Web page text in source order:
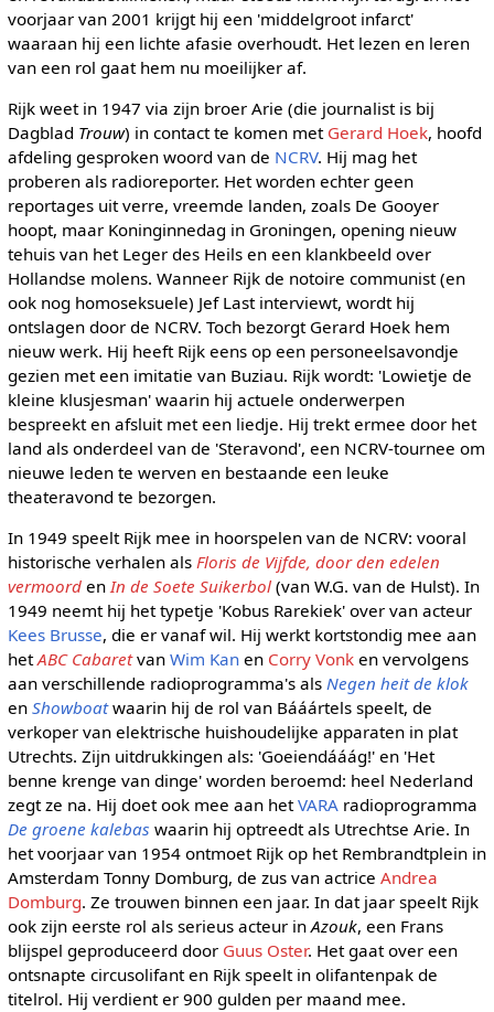
voorjaar van 2001 krijgt hij een 'middelgroot infarct'
waaraan hij een lichte afasie overhoudt. Het lezen en leren
van een rol gaat hem nu moeilijker af.
Rijk weet in 1947 via zijn broer Arie (die journalist is bij
Dagblad Trouw) in contact te komen met Gerard Hoek, hoofd
afdeling gesproken woord van de NCRV. Hij mag het
proberen als radioreporter. Het worden echter geen
reportages uit verre, vreemde landen, zoals De Gooyer
hoopt, maar Koninginnedag in Groningen, opening nieuw
tehuis van het Leger des Heils en een klankbeeld over
Hollandse molens. Wanneer Rijk de notoire communist (en
ook nog homoseksuele) Jef Last interviewt, wordt hij
ontslagen door de NCRV. Toch bezorgt Gerard Hoek hem
nieuw werk. Hij heeft Rijk eens op een personeelsavondje
gezien met een imitatie van Buziau. Rijk wordt: 'Lowietje de
kleine klusjesman' waarin hij actuele onderwerpen
bespreekt en afsluit met een liedje. Hij trekt ermee door het
land als onderdeel van de 'Steravond', een NCRV-tournee om
nieuwe leden te werven en bestaande een leuke
theateravond te bezorgen.
In 1949 speelt Rijk mee in hoorspelen van de NCRV: vooral
historische verhalen als Floris de Vijfde, door den edelen
vermoordenIn de Soete Suikerbol(van W.G. van de Hulst). In
1949 neemt hij het typetje 'Kobus Rarekiek' over van acteur
Kees Brusse, die er vanaf wil. Hij werkt kortstondig mee aan
hetABC Cabaretvan Wim Kanen Corry Vonken vervolgens
aan verschillende radioprogramma's als Negen heit de klok
en Showboatwaarin hij de rol van Bááártels speelt, de
verkoper van elektrische huishoudelijke apparaten in plat
Utrechts. Zijn uitdrukkingen als: 'Goeiendááág!' en 'Het
benne krenge van dinge' worden beroemd: heel Nederland
zegt ze na. Hij doet ook mee aan hetVARAradioprogramma
De groene kalebas waarin hij optreedt als Utrechtse Arie. In
het voorjaar van 1954 ontmoet Rijk op het Rembrandtplein in
Amsterdam Tonny Domburg, de zus van actrice Andrea
Domburg. Ze trouwen binnen een jaar. In dat jaar speelt Rijk
ook zijn eerste rol als serieus acteur inAzouk, een Frans
blijspel geproduceerd door Guus Oster. Het gaat over een
ontsnapte circusolifant en Rijk speelt in olifantenpak de
titelrol. Hij verdient er 900 gulden per maand mee.